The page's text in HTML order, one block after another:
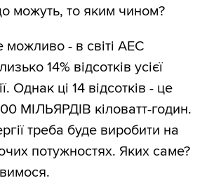
можуть, то яким чином?
можливо - в світі АЕС
14% відсотків усієї
Однак ці 14 відсотків - це
МІЛЬЯРДІВ кіловатт-годин.
треба буде виробити на
потужностях. Яких саме?